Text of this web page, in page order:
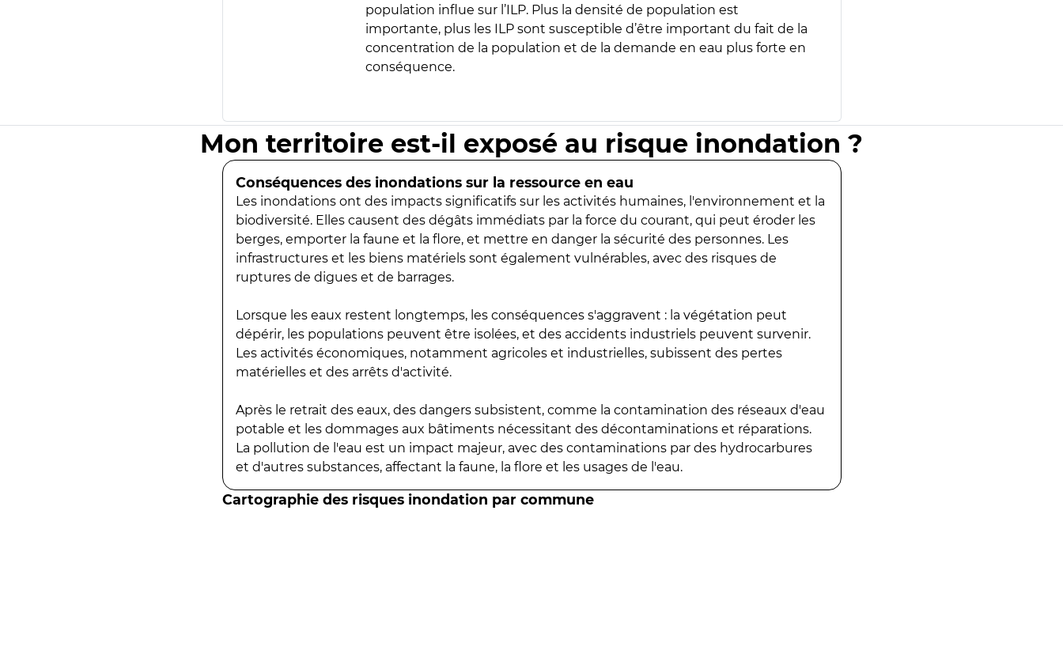
population influe sur l’ILP. Plus la densité de population est
importante, plus les ILP sont susceptible d’être important du fait de la
concentration de la population et de la demande en eau plus forte en
conséquence.
Mon territoire est-il exposé au risque inondation ?
Conséquences des inondations sur la ressource en eau
Les inondations ont des impacts significatifs sur les activités humaines, l'environnement et la
biodiversité. Elles causent des dégâts immédiats par la force du courant, qui peut éroder les
berges, emporter la faune et la flore, et mettre en danger la sécurité des personnes. Les
infrastructures et les biens matériels sont également vulnérables, avec des risques de
ruptures de digues et de barrages.
Lorsque les eaux restent longtemps, les conséquences s'aggravent : la végétation peut
dépérir, les populations peuvent être isolées, et des accidents industriels peuvent survenir.
Les activités économiques, notamment agricoles et industrielles, subissent des pertes
matérielles et des arrêts d'activité.
Après le retrait des eaux, des dangers subsistent, comme la contamination des réseaux d'eau
potable et les dommages aux bâtiments nécessitant des décontaminations et réparations.
La pollution de l'eau est un impact majeur, avec des contaminations par des hydrocarbures
et d'autres substances, affectant la faune, la flore et les usages de l'eau.
Cartographie des risques inondation par commune